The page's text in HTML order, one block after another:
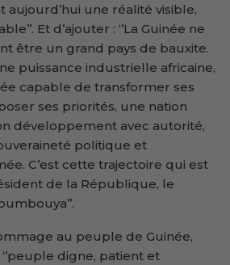
aujourd’hui une réalité visible,
Et d’ajouter : ‘’La Guinée ne
être un grand pays de bauxite.
puissance industrielle africaine,
capable de transformer ses
ses priorités, une nation
développement avec autorité,
politique et
C’est cette trajectoire qui est
de la République, le
au peuple de Guinée,
digne, patient et